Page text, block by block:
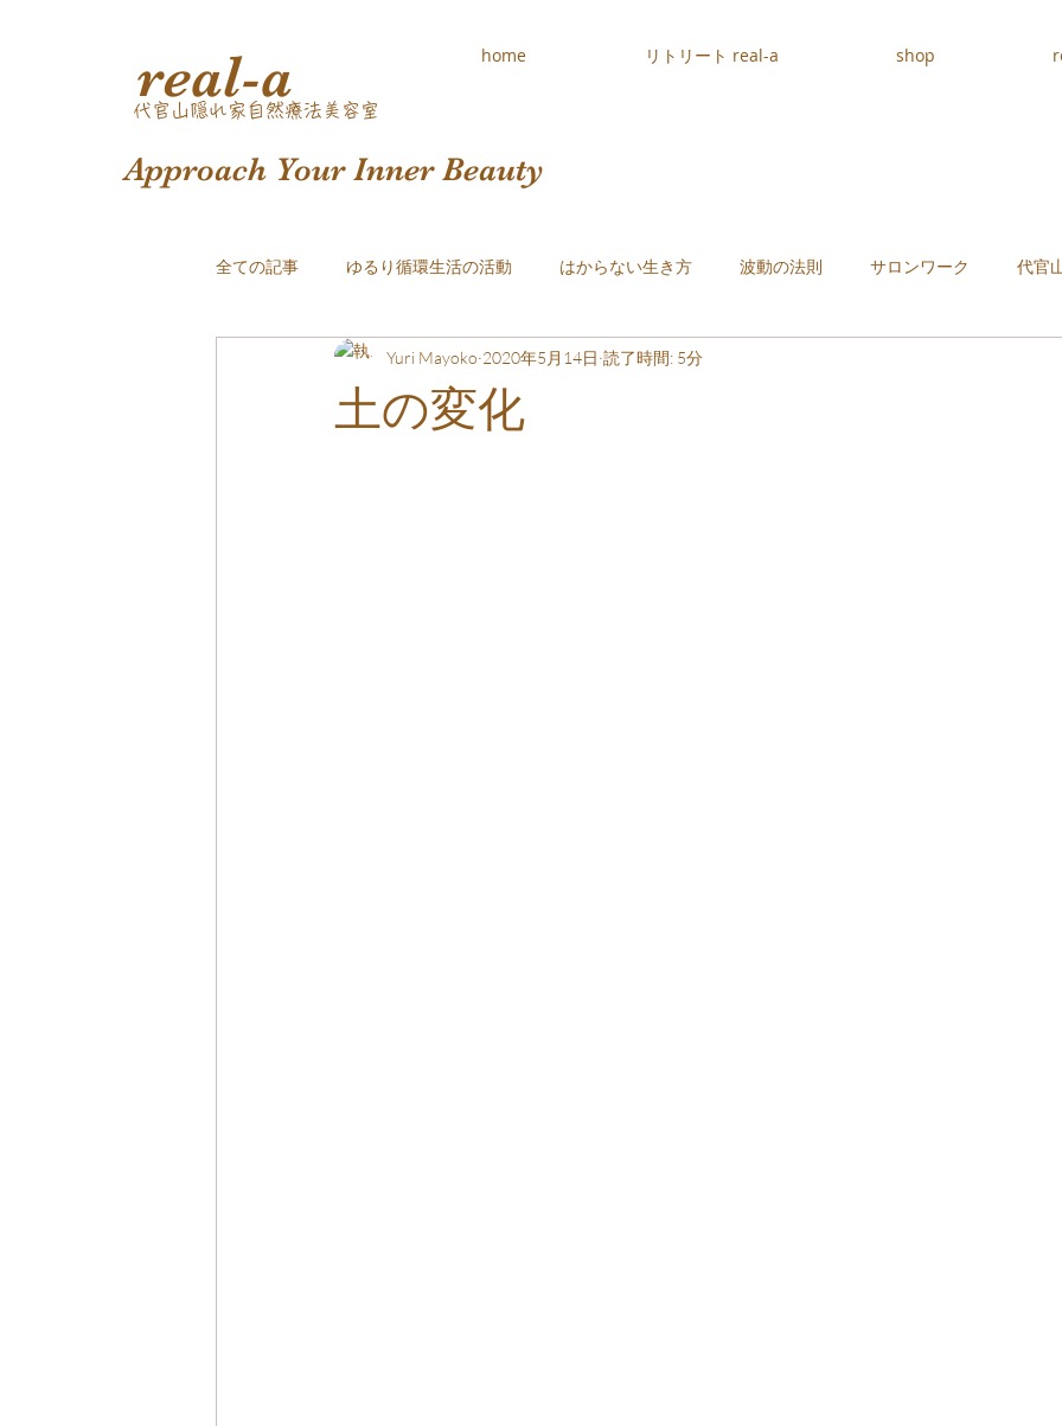
real-a home リトリート real-a shop
​代官山隠れ家自然療法美容室
Approach Your Inner Beauty
全ての記事 ゆるり循環生活の活動 はからない生き方 波動の法則 サロンワーク 代官
おしゃれな白髪染め
土の変化
Yuri Mayoko 2020年5月14日 読了時間: 5分